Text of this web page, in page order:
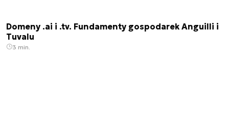
Domeny .ai i .tv. Fundamenty gospodarek Anguilli i
Tuvalu
3 min.